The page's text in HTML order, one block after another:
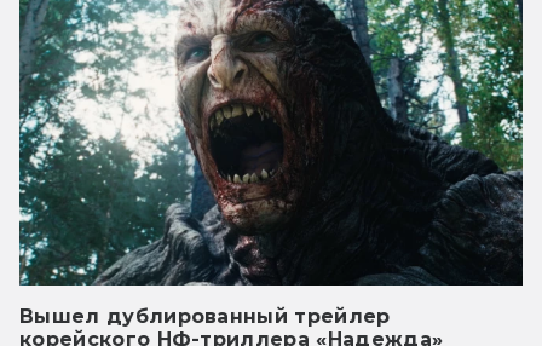
Вышел дублированный трейлер
корейского НФ-триллера «Надежда»